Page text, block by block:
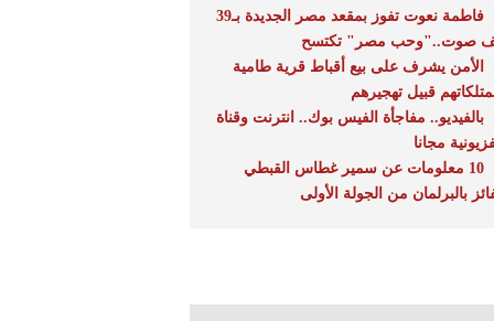
فاطمة نعوت تفوز بمقعد مصر الجديدة بـ39
صوت.."وحب مصر" تكتسح
الأمن يشرف على بيع أقباط قرية طامية
قبيل تهجيرهم
بالفيديو.. مفاجأة الفيس بوك.. انترنت وقناة
مجانا
10 معلومات عن سمير غطاس القبطي
بالبرلمان من الجولة الأولى